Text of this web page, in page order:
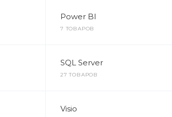
Power BI
7 ТОВАРОВ
SQL Server
27 ТОВАРОВ
Visio